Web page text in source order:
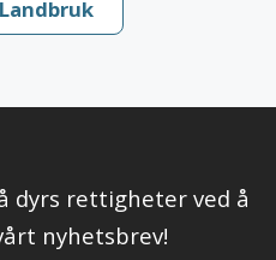
Landbruk
dyrs rettigheter ved å
nyhetsbrev!